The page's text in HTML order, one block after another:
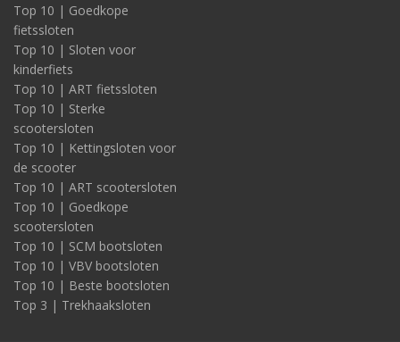
Top 10 | Goedkope
fietssloten
Top 10 | Sloten voor
kinderfiets
Top 10 | ART fietssloten
Top 10 | Sterke
scootersloten
Top 10 | Kettingsloten voor
de scooter
Top 10 | ART scootersloten
Top 10 | Goedkope
scootersloten
Top 10 | SCM bootsloten
Top 10 | VBV bootsloten
Top 10 | Beste bootsloten
Top 3 | Trekhaaksloten